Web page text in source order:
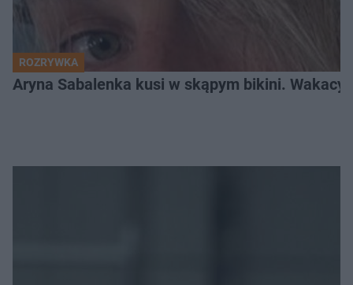
ROZRYWKA
Aryna Sabalenka kusi w skąpym bikini.